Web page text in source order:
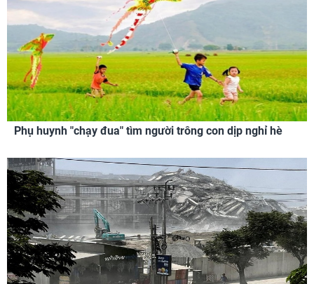
Phụ huynh "chạy đua" tìm người trông con dịp nghỉ hè